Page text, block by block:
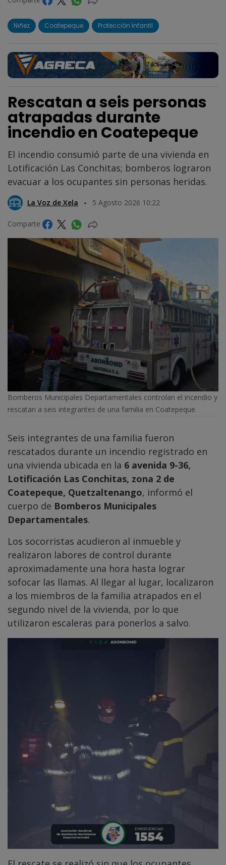
Niñez Coatepeque Protección Infantil
Rescatan a seis personas
atrapadas durante
incendio en Coatepeque
El incendio consumió parte de una vivienda en
Lotificación Las Conchitas; bomberos lograron
evacuar a los ocupantes sin personas heridas.
La Voz de Xela 5 Agosto 2026 10:22
Comparte
Bomberos Municipales Departamentales controlan el incendio y
rescatan a seis integrantes de una familia en Coatepeque.
Seis integrantes de una familia fueron
rescatados durante un incendio registrado en
una vivienda ubicada en la 6 avenida 9-36,
Lotificación Las Conchitas, zona 2 de
Coatepeque, Quetzaltenango, informó el
cuerpo de Bomberos Municipales
Departamentales.
Los socorristas acudieron al inmueble y
realizaron labores de control durante
aproximadamente una hora hasta lograr
sofocar las llamas. Al llegar al lugar, localizaron
a los miembros de la familia atrapados en el
segundo nivel de la vivienda, por lo que
utilizaron escaleras para ponerlos a salvo.